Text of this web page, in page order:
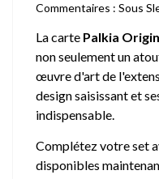
Commentaires : Sous
La carte Palkia
non seulement un
œuvre d'art de
design saisissant et
indispensable.
Complétez votre set
disponibles